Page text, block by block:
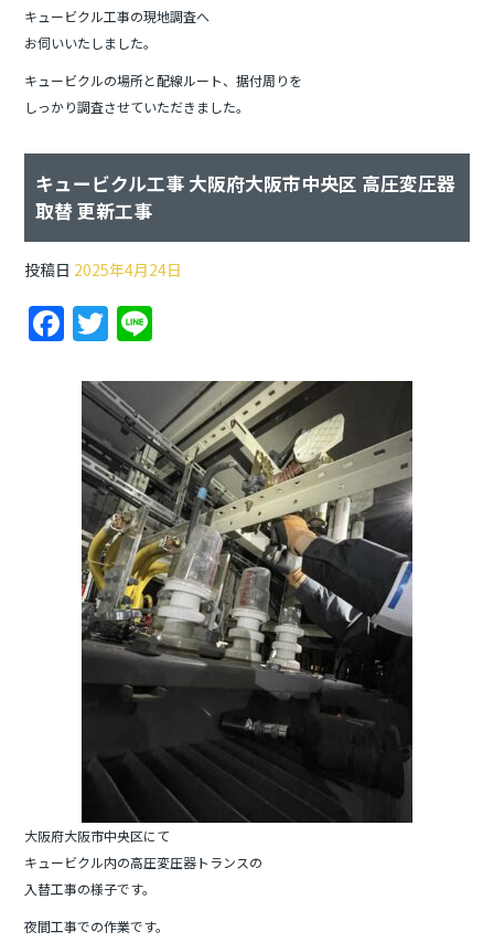
キュービクル工事の現地調査へ
お伺いいたしました。
キュービクルの場所と配線ルート、据付周りを
しっかり調査させていただきました。
キュービクル工事 大阪府大阪市中央区 高圧変圧器
取替 更新工事
投稿日 2025年4月24日
F
a
c
e
b
o
o
k
T
w
itt
er
e
大阪府大阪市中央区にて
キュービクル内の高圧変圧器トランスの
入替工事の様子です。
夜間工事での作業です。